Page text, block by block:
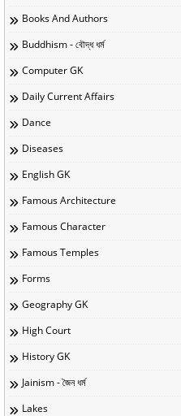
Books And Authors
Buddhism - বৌদ্ধ ধর্ম
Computer GK
Daily Current Affairs
Dance
Diseases
English GK
Famous Architecture
Famous Character
Famous Temples
Forms
Geography GK
High Court
History GK
Jainism - জৈন ধর্ম
Lakes